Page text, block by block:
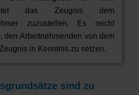
das Zeugnis dem
zuzustellen. Es reicht
den Arbeitnehmenden von dem
in Kenntnis zu setzen.
sind zu